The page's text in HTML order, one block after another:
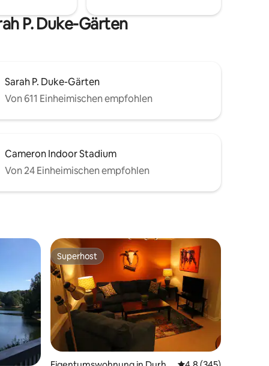
P. Duke-Gärten
Sarah P. Duke-Gärten
Von 611 Einheimischen empfohlen
Cameron Indoor Stadium
Von 24 Einheimischen empfohlen
Superhost
Superhost